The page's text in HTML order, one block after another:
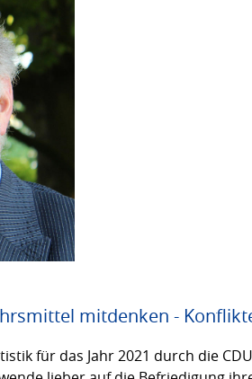
mitdenken -
für das Jahr 2021 durch die